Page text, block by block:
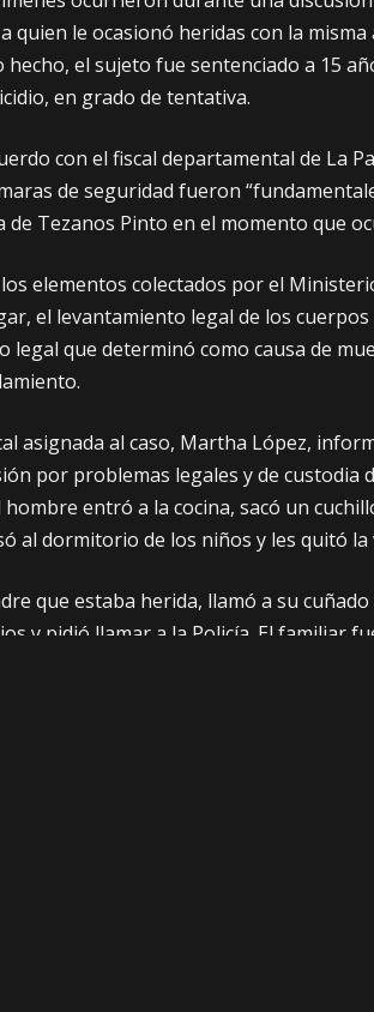
a quien le ocasionó heridas con la
hecho, el sujeto fue sentenciado a 15
en grado de tentativa.
con el fiscal departamental de La
de seguridad fueron
de Tezanos Pinto en el momento que
elementos colectados por el
el levantamiento legal de los
legal que determinó como causa de
asignada al caso, Martha López,
por problemas legales y de custodia
hombre entró a la cocina, sacó un
al dormitorio de los niños y les quitó
que estaba herida, llamó a su
y pidió llamar a la Policía. El familiar